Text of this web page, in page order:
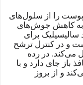
پوست را از سلول‌های
به کاهش جوش‌های
فرمول آن با ۲٪ اسید سالیسیلیک برای
و در کنترل ترشح
می‌کند. در رده
باز جای دارد و با
و از بروز